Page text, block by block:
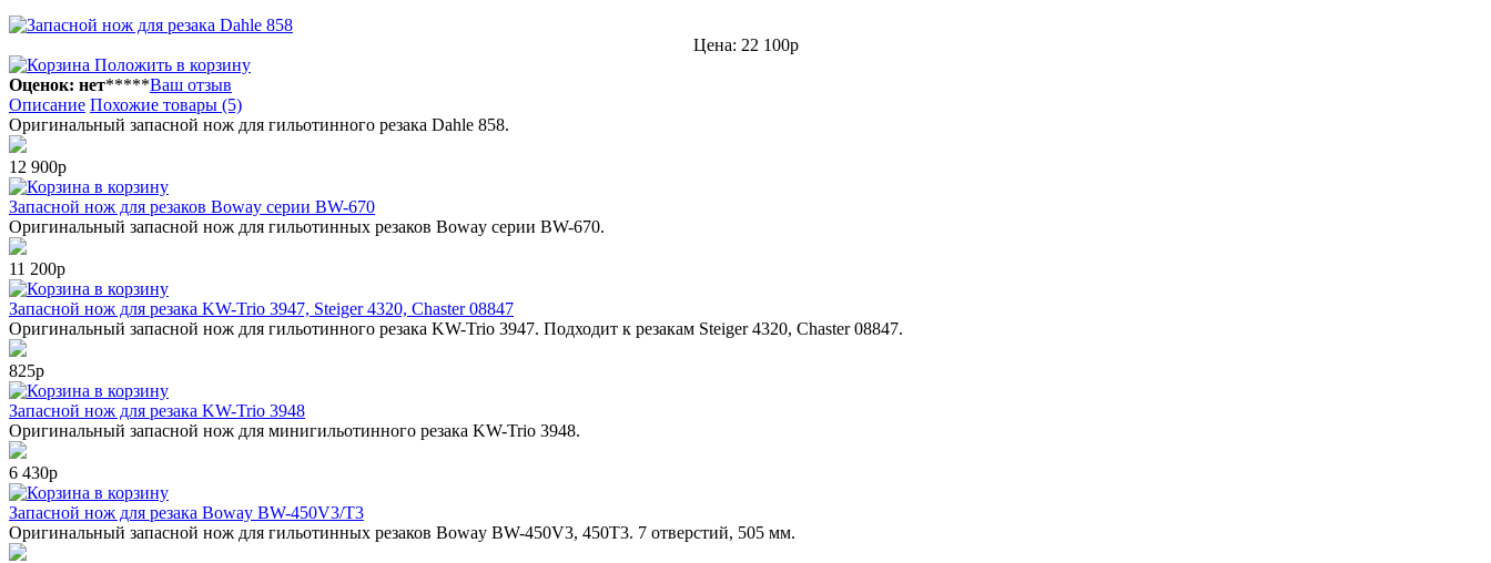
Цена: 22 100р
Положить в корзину
Оценок: нет*****Ваш отзыв
Описание Похожие товары (5)
Оригинальный запасной нож для гильотинного резака Dahle 858.
12 900р
в корзину
Запасной нож для резаков Boway серии BW-670
Оригинальный запасной нож для гильотинных резаков Boway серии BW-670.
11 200р
в корзину
Запасной нож для резака KW-Trio 3947, Steiger 4320, Chaster 08847
Оригинальный запасной нож для гильотинного резака KW-Trio 3947. Подходит к резакам Steiger 4320, Chaster 08847.
825р
в корзину
Запасной нож для резака KW-Trio 3948
Оригинальный запасной нож для минигильотинного резака KW-Trio 3948.
6 430р
в корзину
Запасной нож для резака Boway BW-450V3/T3
Оригинальный запасной нож для гильотинных резаков Boway BW-450V3, 450T3. 7 отверстий, 505 мм.